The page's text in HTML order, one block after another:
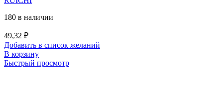
180 в наличии
49,32 ₽
Добавить в список желаний
В корзину
Быстрый просмотр